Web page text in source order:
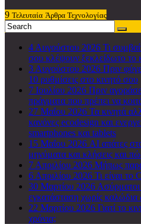
9 Τελευταία Άρθρα Τεχνολογίας
4 Αυγούστου 2026 Τι
σου κλέψουν ξεκλείδωτο το
3 Αυγούστου 2026 Πριν
10 ρυθμίσεις στο κινητό σου
7 Ιουλίου 2026 Πριν
πράγματα που πρέπει να
27 Μαΐου 2026 Τα κινητά
κανόνες ecodesign και
smartphones και tablets
15 Μαΐου 2026 AI απάτες
μηνύματα και κλήσεις και
7 Απριλίου 2026 Μήπως
6 Απριλίου 2026 Τι είναι το
30 Μαρτίου 2026 Ασύρματοι
εγκατάσταση χωρίς καλώδια
22 Μαρτίου 2026 Γιατί το
χρόνια;